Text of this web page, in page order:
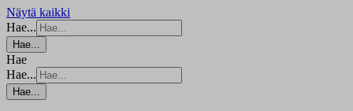
Näytä kaikki
Hae...
Hae...
Hae
Hae...
Hae...